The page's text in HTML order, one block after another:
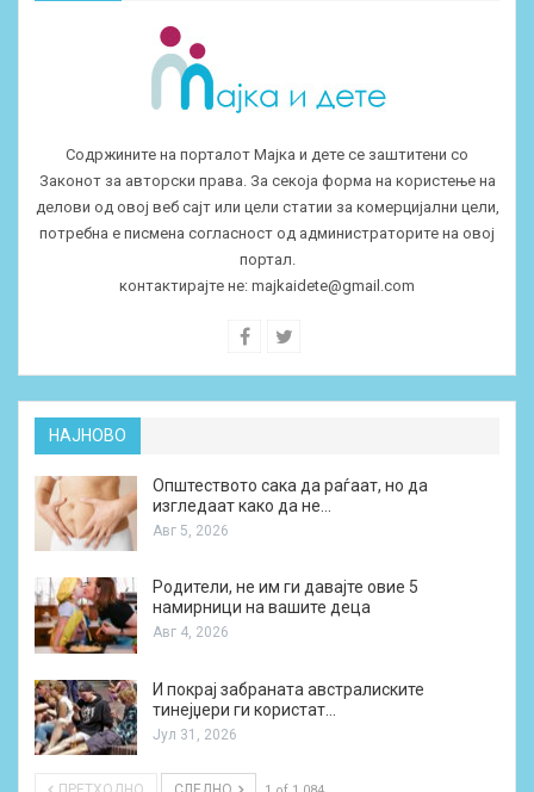
Содржините на порталот Мајка и дете се заштитени со
Законот за авторски права. За секоја форма на користење на
делови од овој веб сајт или цели статии за комерцијални цели,
потребна е писмена согласност од администраторите на овој
портал.
контактирајте не: majkaidete@gmail.com
НАЈНОВО
Општеството сака да раѓаат, но да
изгледаат како да не…
Авг 5, 2026
Родители, не им ги давајте овие 5
намирници на вашите деца
Авг 4, 2026
И покрај забраната австралиските
тинејџери ги користат…
Јул 31, 2026